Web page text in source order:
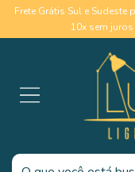
Frete Grátis Sul e Sudeste
10x sem